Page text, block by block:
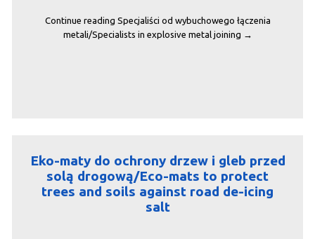
Continue reading Specjaliści od wybuchowego łączenia
metali/Specialists in explosive metal joining →
Eko-maty do ochrony drzew i gleb przed
solą drogową/Eco-mats to protect
trees and soils against road de-icing
salt